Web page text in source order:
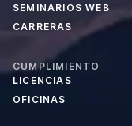
SEMINARIOS WEB
CARRERAS
CUMPLIMIENTO
LICENCIAS
OFICINAS